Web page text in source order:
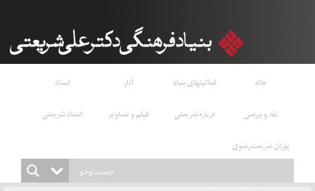
خانه فعالیتهای بنیاد آثار
اسناد
نقد و بررسی
درباره شریعتی فیلم و تصاویر
استاد شریعتی
پوران شریعت‌رضوی